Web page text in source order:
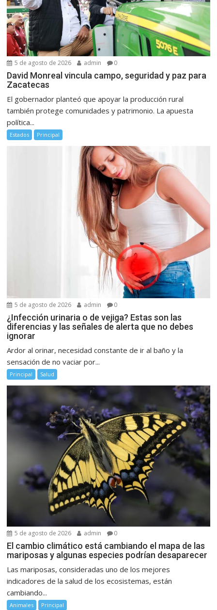
5 de agosto de 2026 admin 0
David Monreal vincula campo, seguridad y paz para
Zacatecas
El gobernador planteó que apoyar la producción rural
también protege comunidades y patrimonio. La apuesta
política...
Estados Principal
5 de agosto de 2026 admin 0
¿Infección urinaria o de vejiga? Estas son las
diferencias y las señales de alerta que no debes
ignorar
Ardor al orinar, necesidad constante de ir al baño y la
sensación de no vaciar por...
Principal Salud
5 de agosto de 2026 admin 0
El cambio climático está cambiando el mapa de las
mariposas y algunas especies podrían desaparecer
Las mariposas, consideradas uno de los mejores
indicadores de la salud de los ecosistemas, están
cambiando...
Animales Principal